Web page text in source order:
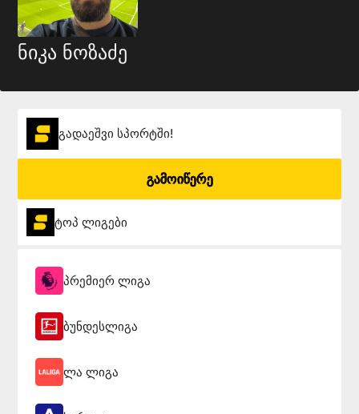
ნიკა ნოზაძე
გადაეშვი სპორტში!
გამოიწერე
ტოპ ლიგები
პრემიერ ლიგა
ბუნდესლიგა
ლა ლიგა